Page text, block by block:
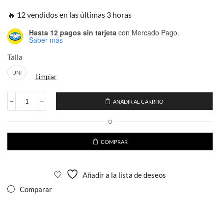
🔥 12 vendidos en las últimas 3 horas
Hasta 12 pagos sin tarjeta con Mercado Pago.
Saber más
Talla
UNI Limpiar
Sueter
Personaje
Unisex
AÑADIR AL CARRITO
O
COMPRAR
Añadir a la lista de deseos
Comparar